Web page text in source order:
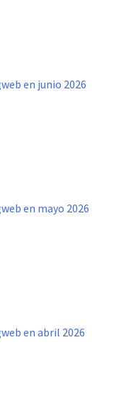
en junio 2026
en mayo 2026
en abril 2026